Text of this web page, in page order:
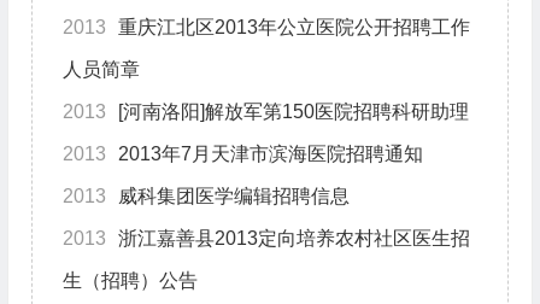
2013 重庆江北区2013年公立医院公开招聘工作
人员简章
2013 [河南洛阳]解放军第150医院招聘科研助理
2013 2013年7月天津市滨海医院招聘通知
2013 威科集团医学编辑招聘信息
2013 浙江嘉善县2013定向培养农村社区医生招
生（招聘）公告